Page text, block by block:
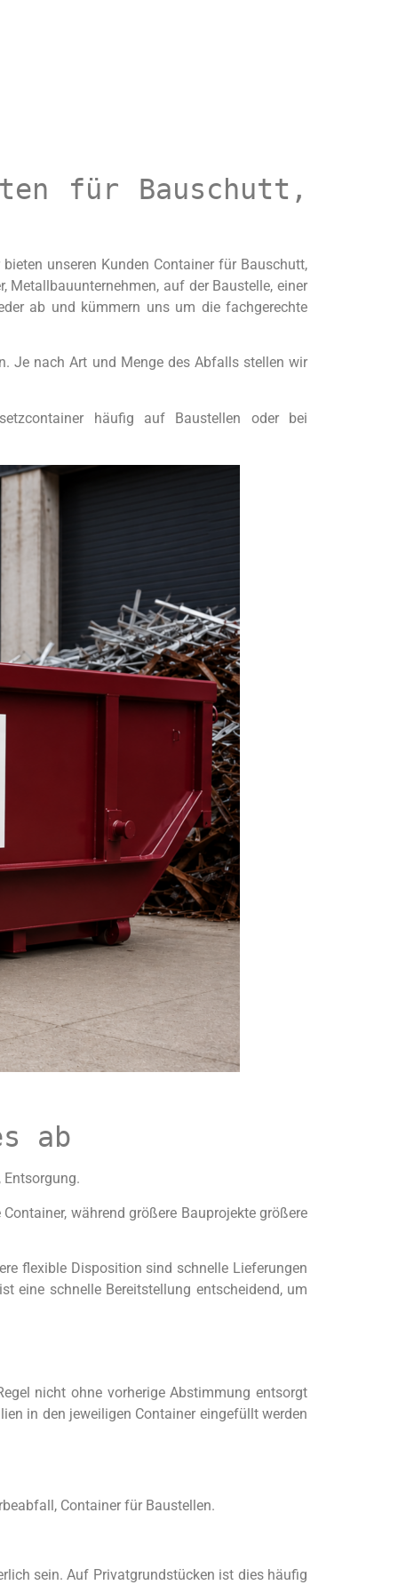
für Bauschutt,
unseren Kunden Container für Bauschutt,
Metallbauunternehmen, auf der Baustelle, einer
ab und kümmern uns um die fachgerechte
Je nach Art und Menge des Abfalls stellen wir
häufig auf Baustellen oder bei
ab
während größere Bauprojekte größere
flexible Disposition sind schnelle Lieferungen
eine schnelle Bereitstellung entscheidend, um
nicht ohne vorherige Abstimmung entsorgt
in den jeweiligen Container eingefüllt werden
Container für Baustellen.
sein. Auf Privatgrundstücken ist dies häufig